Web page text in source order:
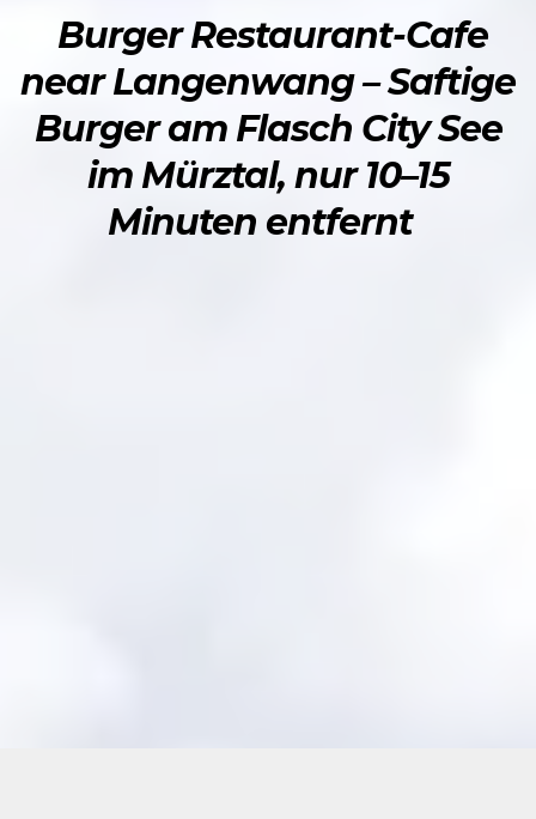
Burger Restaurant-Cafe
near Langenwang – Saftige
Burger am Flasch City See
im Mürztal, nur 10–15
Minuten entfernt